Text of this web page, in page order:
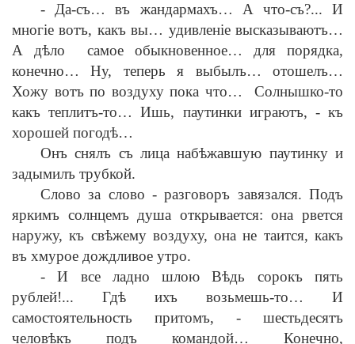
- Да-съ… въ жандармахъ… А что-съ?... И
многiе вотъ, какъ вы… удивленiе высказываютъ…
А дѣло самое обыкновенное… для порядка,
конечно… Ну, теперь я выбылъ… отошелъ…
Хожу вотъ по воздуху пока что… Солнышко-то
какъ теплитъ-то… Ишь, паутинки играютъ, -къ
хорошей погодѣ…
Онъ снялъ съ лица набѣжавшую паутинку и
задымилъ трубкой.
Слово за слово - разговоръ завязался. Подъ
яркимъ солнцемъ душа открывается: она рвется
наружу, къ свѣжему воздуху, она не таится, какъ
въ хмурое дождливое утро.
- И все ладно шлою Вѣдь сорокъ пять
рублей!... Гдѣ ихъ возьмешь-то… И
самостоятельность притомъ, - шестьдесятъ
человѣкъ подъ командой… Конечно,